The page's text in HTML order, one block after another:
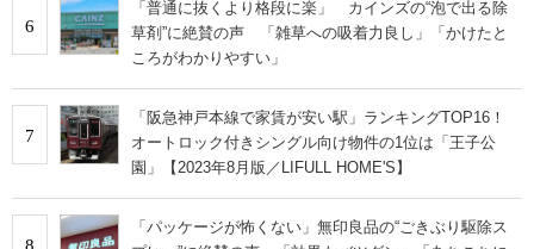
6
「普通に抜くより格段に楽」 カインズの“泡で出る除
草剤”に絶賛の声 「雑草への吸着力良し」「かけたと
ころがわかりやすい」
7
「阪急神戸本線で家賃が安い駅」ランキングTOP16！
オートロック付きシングル向け物件の1位は「王子公
園」【2023年8月版／LIFULL HOME'S】
8
「パッケージが怖くない」無印良品の“ごきぶり駆除ス